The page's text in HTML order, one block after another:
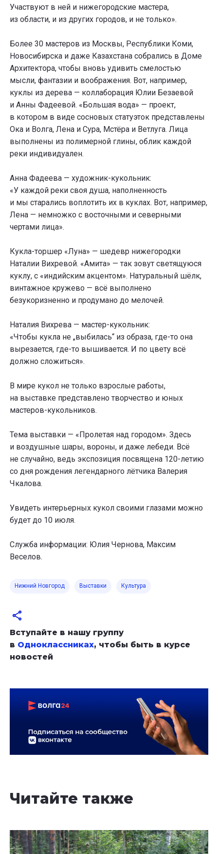
Участвуют в ней и нижегородские мастера,
из области, и из других городов, и не только».
Более 30 мастеров из Москвы, Республики Коми,
Новосибирска и даже Казахстана собрались в Доме
Архитектора, чтобы вновь удивить смелостью
мысли, фантазии и воображения. Вот, например,
куклы из дерева — коллаборация Юлии Безаевой
и Анны Фадеевой. «Большая вода» — проект,
в котором в виде сосновых статуэток представлены
Ока и Волга, Лена и Сура, Мстёра и Ветлуга. Лица
выполнены из полимерной глины, облик каждой
реки индивидуален.
Анна Фадеева — художник-кукольник:
«У каждой реки своя душа, наполненность
и мы старались воплотить их в куклах. Вот, например,
Лена — немножко с восточными и северными
чертами лица».
Кукла-торшер «Луна» — шедевр нижегородки
Наталии Вихревой. «Амита» — так зовут светящуюся
куклу, с «индийским акцентом». Натуральный шёлк,
винтажное кружево — всё выполнено
безукоризненно и продумано до мелочей.
Наталия Вихрева — мастер-кукольник:
«Чтобы кукла не „выбилась“ из образа, где-то она
вырезается, где-то вышивается. И по цвету всё
должно сложиться».
В мире кукол не только взрослые работы,
на выставке представлено творчество и юных
мастеров-кукольников.
Тема выставки — «Пролетая над городом». Здесь
и воздушные шары, вороны, и даже лебеди. Всё
не случайно, ведь экспозиция посвящена 120-летию
со дня рождения легендарного лётчика Валерия
Чкалова.
Увидеть интерьерных кукол своими глазами можно
будет до 10 июля.
Служба информации: Юлия Чернова, Максим
Веселов.
Нижний Новгород Выставки Культура
Вступайте в нашу группу
в Одноклассниках, чтобы быть в курсе
новостей
Читайте также